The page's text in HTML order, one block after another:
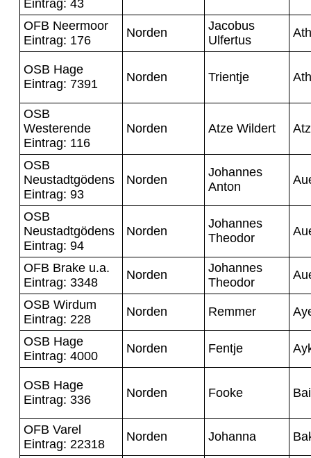
Eintrag: 43
OFB Neermoor
Eintrag: 176
Norden
Jacobus
Ulfertus
OSB Hage
Eintrag: 7391
Norden Trientje
OSB
Westerende
Eintrag: 116
Norden Atze Wildert
OSB
Neustadtgödens
Eintrag: 93
Norden
Johannes
Anton
OSB
Neustadtgödens
Eintrag: 94
Norden
Johannes
Theodor
OFB Brake u.a.
Eintrag: 3348
Norden
Johannes
Theodor
OSB Wirdum
Eintrag: 228
Norden Remmer
OSB Hage
Eintrag: 4000
Norden Fentje
OSB Hage
Eintrag: 336
Norden Fooke
OFB Varel
Eintrag: 22318
Norden Johanna